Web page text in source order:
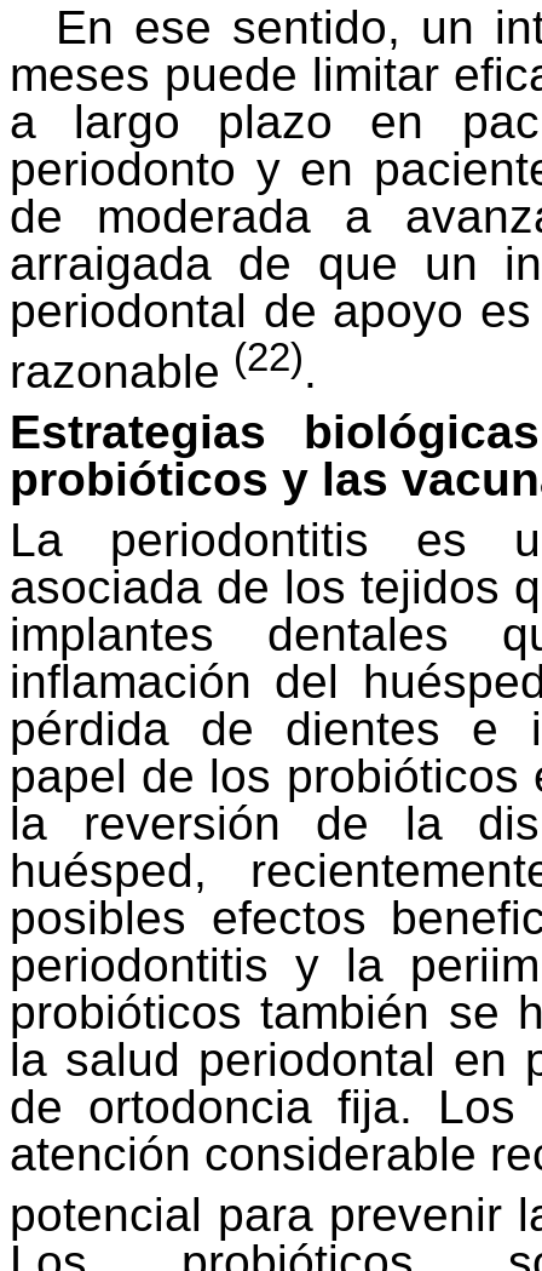
En ese sentido, un
meses puede limitar
a largo plazo en
periodonto y en
de moderada a
arraigada de que un
periodontal de apoyo
razonable (22).
Estrategias
probióticos y las
La periodontitis es
asociada de los tejidos
implantes dentales
inflamación del
pérdida de dientes e
papel de los probióticos
la reversión de la
huésped,
posibles efectos
periodontitis y la
probióticos también se
la salud periodontal en
de ortodoncia fija. Los
atención considerable
potencial para prevenir